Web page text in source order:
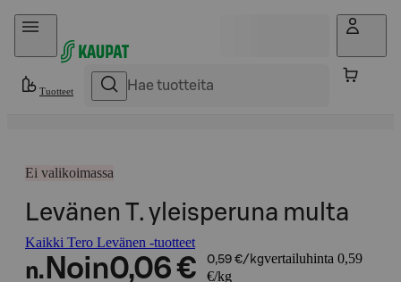
Hyppää sisältöön
Tuotteet
Ei valikoimassa
Levänen T. yleisperuna multa
Kaikki Tero Levänen -tuotteet
n. Noin0,06 € 0,59 €/kgvertailuhinta 0,59
€/kg